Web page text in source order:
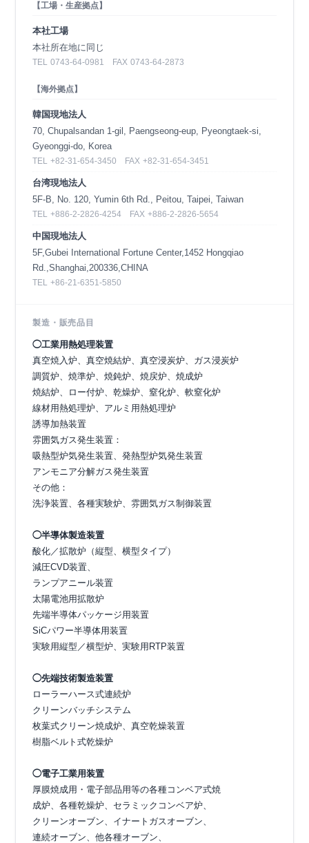
【工場・生産拠点】
本社工場
本社所在地に同じ
TEL 0743-64-0981 FAX 0743-64-2873
【海外拠点】
韓国現地法人
70, Chupalsandan 1-gil, Paengseong-eup, Pyeongtaek-si,
Gyeonggi-do, Korea
TEL +82-31-654-3450 FAX +82-31-654-3451
台湾現地法人
5F-B, No. 120, Yumin 6th Rd., Peitou, Taipei, Taiwan
TEL +886-2-2826-4254 FAX +886-2-2826-5654
中国現地法人
5F,Gubei International Fortune Center,1452 Hongqiao
Rd.,Shanghai,200336,CHINA
TEL +86-21-6351-5850
製造・販売品目
◯工業用熱処理装置
真空焼入炉、真空焼結炉、真空浸炭炉、ガス浸炭炉
調質炉、焼準炉、焼鈍炉、焼戻炉、焼成炉
焼結炉、ロー付炉、乾燥炉、窒化炉、軟窒化炉
線材用熱処理炉、アルミ用熱処理炉
誘導加熱装置
雰囲気ガス発生装置：
吸熱型炉気発生装置、発熱型炉気発生装置
アンモニア分解ガス発生装置
その他：
洗浄装置、各種実験炉、雰囲気ガス制御装置
◯半導体製造装置
酸化／拡散炉（縦型、横型タイプ）
減圧CVD装置、
ランプアニール装置
太陽電池用拡散炉
先端半導体パッケージ用装置
SiCパワー半導体用装置
実験用縦型／横型炉、実験用RTP装置
◯先端技術製造装置
ローラーハース式連続炉
クリーンバッチシステム
枚葉式クリーン焼成炉、真空乾燥装置
樹脂ベルト式乾燥炉
◯電子工業用装置
厚膜焼成用・電子部品用等の各種コンベア式焼
成炉、各種乾燥炉、セラミックコンベア炉、
クリーンオーブン、イナートガスオーブン、
連続オーブン、他各種オーブン、